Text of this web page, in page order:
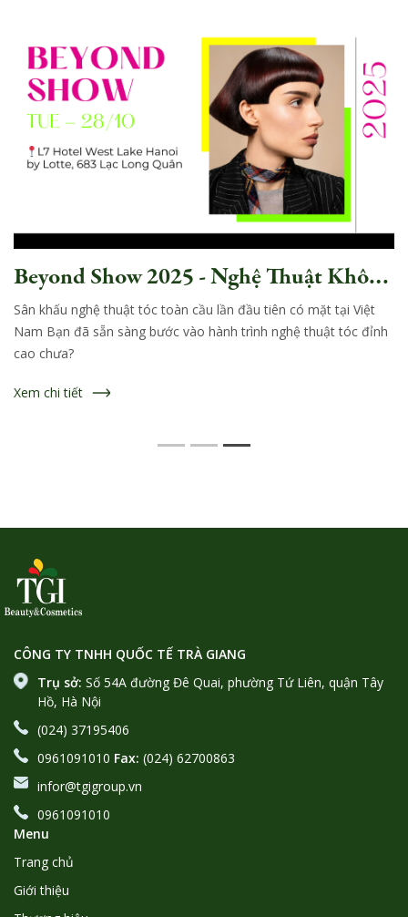
Beyond Show 2025 - Nghệ Thuật Không
giới Hạn từ Selective Professional
Sân khấu nghệ thuật tóc toàn cầu lần đầu tiên có mặt tại Việt
Nam Bạn đã sẵn sàng bước vào hành trình nghệ thuật tóc đỉnh
cao chưa?
Xem chi tiết
CÔNG TY TNHH QUỐC TẾ TRÀ GIANG
Trụ sở: Số 54A đường Đê Quai, phường Tứ Liên, quận Tây
Hồ, Hà Nội
(024) 37195406
0961091010 Fax: (024) 62700863
infor@tgigroup.vn
0961091010
Menu
Trang chủ
Giới thiệu